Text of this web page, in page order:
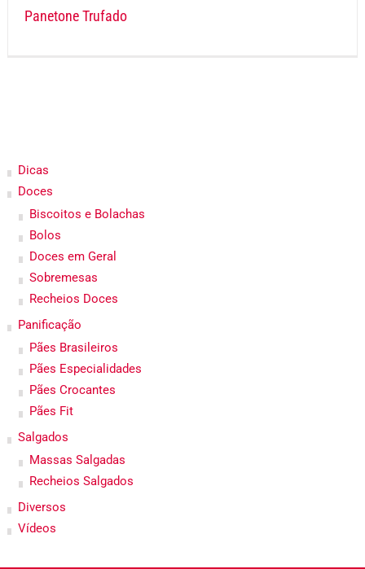
Panetone Trufado
Dicas
Doces
Biscoitos e Bolachas
Bolos
Doces em Geral
Sobremesas
Recheios Doces
Panificação
Pães Brasileiros
Pães Especialidades
Pães Crocantes
Pães Fit
Salgados
Massas Salgadas
Recheios Salgados
Diversos
Vídeos